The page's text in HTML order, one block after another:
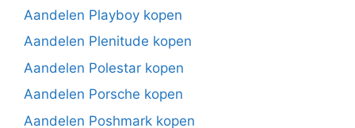
Aandelen Playboy kopen
Aandelen Plenitude kopen
Aandelen Polestar kopen
Aandelen Porsche kopen
Aandelen Poshmark kopen